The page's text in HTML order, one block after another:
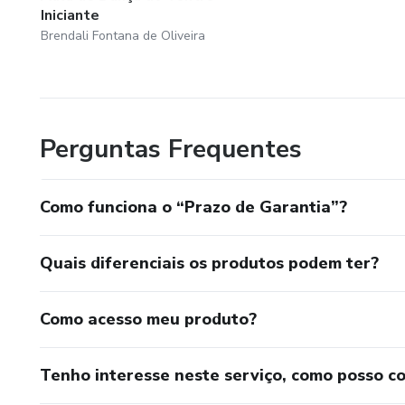
Iniciante
Brendali Fontana de Oliveira
Perguntas Frequentes
Como funciona o “Prazo de Garantia”?
Quais diferenciais os produtos podem ter?
Como acesso meu produto?
Tenho interesse neste serviço, como posso